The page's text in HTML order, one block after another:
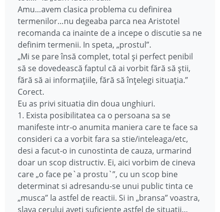
Amu…avem clasica problema cu definirea
termenilor…nu degeaba parca nea Aristotel
recomanda ca inainte de a incepe o discutie sa ne
definim termenii. In speta, „prostul”.
„Mi se pare însă complet, total și perfect penibil
să se dovedească faptul că ai vorbit fără să știi,
fără să ai informațiile, fără să înțelegi situația.”
Corect.
Eu as privi situatia din doua unghiuri.
1. Exista posibilitatea ca o persoana sa se
manifeste intr-o anumita maniera care te face sa
consideri ca a vorbit fara sa stie/inteleaga/etc,
desi a facut-o in cunostinta de cauza, urmarind
doar un scop distructiv. Ei, aici vorbim de cineva
care „o face pe`a prostu`”, cu un scop bine
determinat si adresandu-se unui public tinta ce
„musca” la astfel de reactii. Si in „bransa” voastra,
slava cerului aveti suficiente astfel de situatii…